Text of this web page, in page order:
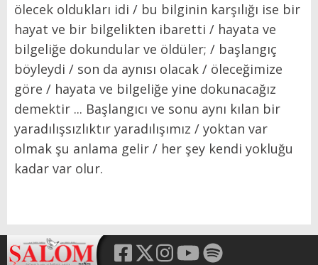
ölecek oldukları idi / bu bilginin karşılığı ise bir
hayat ve bir bilgelikten ibaretti / hayata ve
bilgeliğe dokundular ve öldüler; / başlangıç
böyleydi / son da aynısı olacak / öleceğimize
göre / hayata ve bilgeliğe yine dokunacağız
demektir ... Başlangıcı ve sonu aynı kılan bir
yaradılışsızlıktır yaradılışımız / yoktan var
olmak şu anlama gelir / her şey kendi yokluğu
kadar var olur.